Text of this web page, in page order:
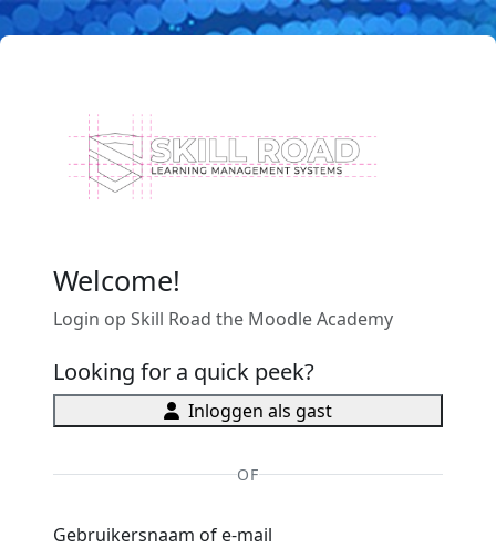
Ga naar hoofdinhoud
Welcome!
Login op Skill Road the Moodle Academy
Looking for a quick peek?
Inloggen als gast
OF
Gebruikersnaam of e-mail